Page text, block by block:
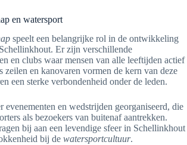
en watersport
speelt een belangrijke rol in de ontwikkeling
Er zijn verschillende
en clubs waar mensen van alle leeftijden actief
en kanovaren vormen de kern van deze
een sterke verbondenheid onder de leden.
evenementen en wedstrijden georganiseerd, die
als bezoekers van buitenaf aantrekken.
bij aan een levendige sfeer in Schellinkhout
bij de watersportcultuur.